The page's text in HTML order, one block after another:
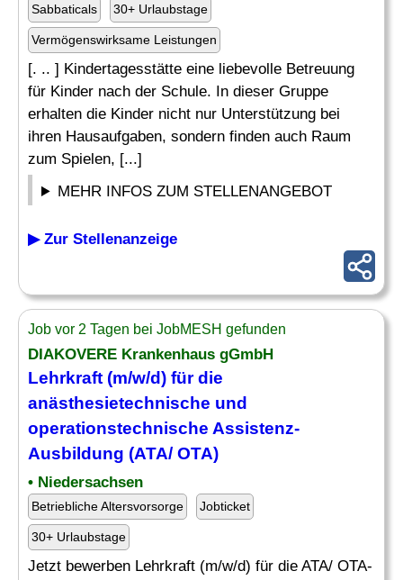
Sabbaticals 30+ Urlaubstage
Vermögenswirksame Leistungen
[. .. ] Kindertagesstätte eine liebevolle Betreuung
für Kinder nach der Schule. In dieser Gruppe
erhalten die Kinder nicht nur Unterstützung bei
ihren Hausaufgaben, sondern finden auch Raum
zum Spielen, [...]
MEHR INFOS ZUM STELLENANGEBOT
▶ Zur Stellenanzeige
Job vor 2 Tagen bei JobMESH gefunden
DIAKOVERE Krankenhaus gGmbH
Lehrkraft (m/w/d) für die
anästhesietechnische und
operationstechnische Assistenz-
Ausbildung (ATA/ OTA)
• Niedersachsen
Betriebliche Altersvorsorge Jobticket
30+ Urlaubstage
Jetzt bewerben Lehrkraft (m/w/d) für die ATA/ OTA-